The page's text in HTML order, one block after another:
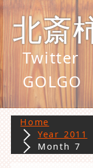
北斎
Twitter
GOLGO
Home
Year 2011
Month 7